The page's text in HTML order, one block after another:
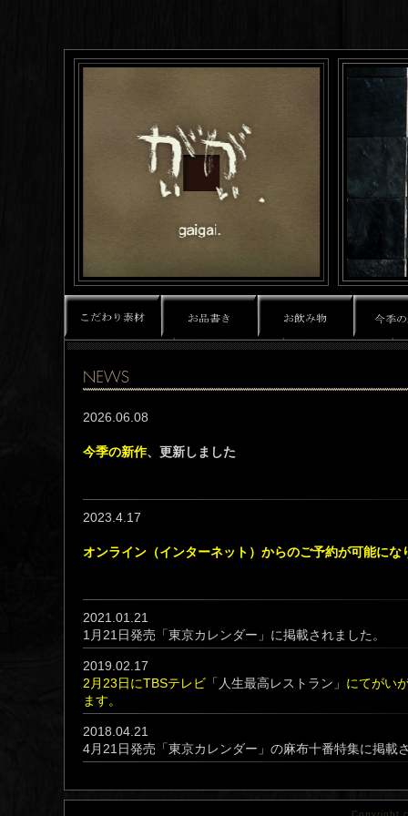
2026.06.08
今季の新作、更新しました
2023.4.17
オンライン（インターネット）からのご予約が可能にな
2021.01.21
1月21日発売「東京カレンダー」に掲載されました。
2019.02.17
2月23日にTBSテレビ 「人生最高レストラン」 にてがい
ます。
2018.04.21
4月21日発売「東京カレンダー」の麻布十番特集に掲載
Copyright